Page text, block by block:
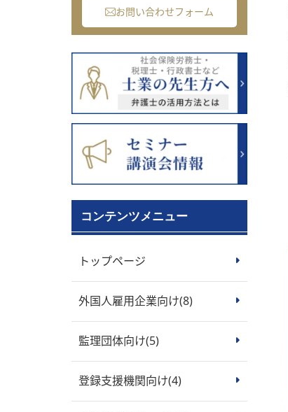
お問い合わせフォーム
コンテンツメニュー
トップページ
外国人雇用企業向け(8)
監理団体向け(5)
登録支援機関向け(4)